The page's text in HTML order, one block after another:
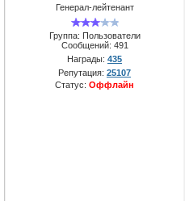
Генерал-лейтенант
Группа: Пользователи
Сообщений: 491
Награды: 435
Репутация: 25107
Статус: Оффлайн